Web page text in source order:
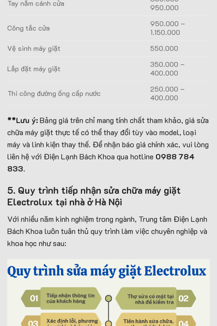
Tay nắm cánh cửa
950.000
Công tắc cửa
950.000 –
1.150.000
Vệ sinh máy giặt
550.000
Lắp đặt máy giặt
350.000 –
400.000
Thi công đường ống cấp nước
250.000 –
400.000
**Lưu ý:Bảng giá trên chỉ mang tính chất tham khảo, giá sửa
chữa máy giặt thực tế có thể thay đổi tùy vào model, loại
máy và linh kiện thay thế. Để nhận báo giá chính xác, vui lòng
liên hệ với Điện Lạnh Bách Khoa qua hotline 0988 784
833.
5. Quy trình tiếp nhận sửa chữa máy giặt
Electrolux tại nhà ở Hà Nội
Với nhiều năm kinh nghiệm trong ngành, Trung tâm Điện Lạnh
Bách Khoa luôn tuân thủ quy trình làm việc chuyên nghiệp và
khoa học như sau: